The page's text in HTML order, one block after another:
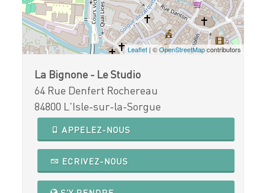
Leaflet| ©OpenStreetMapcontributors
La Bignone - Le Studio
64 Rue Denfert Rochereau
84800 L'Isle-sur-la-Sorgue
APPELEZ-NOUS
ECRIVEZ-NOUS